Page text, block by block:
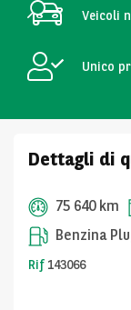
Veicoli
Unico
Dettagli di
75 640 km
Benzina
Rif 143066